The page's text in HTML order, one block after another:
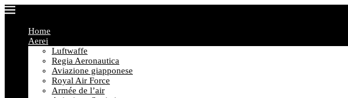
Home
Aerei
Luftwaffe
Regia Aeronautica
Aviazione giapponese
Royal Air Force
Armée de l’air